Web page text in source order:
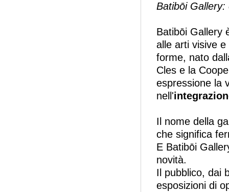
Batibōi Gallery:
Batibōi Gallery
alle arti visive
forme, nato
Cles e la
espressione la
nell'
Il nome della
che significa
E Batibōi
novità.
Il pubblico, dai
esposizioni di